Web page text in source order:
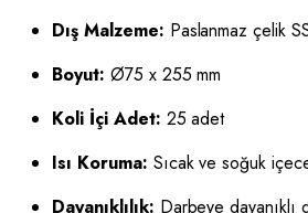
Dış Malzeme: Paslanmaz çelik
Boyut: Ø75 x 255 mm
Koli İçi Adet: 25 adet
Isı Koruma: Sıcak ve soğuk
Dayanıklılık: Darbeye dayanıklı